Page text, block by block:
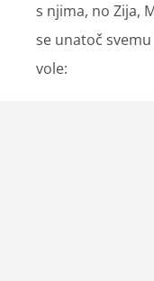
s njima, no Zija,
se unatoč
vole: